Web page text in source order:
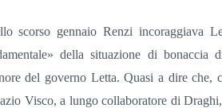
scorso gennaio Renzi incoraggiava
della situazione di bonaccia
del governo Letta. Quasi a dire che,
Visco, a lungo collaboratore di